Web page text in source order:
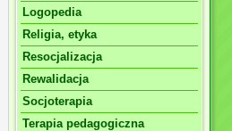
Logopedia
Religia, etyka
Resocjalizacja
Rewalidacja
Socjoterapia
Terapia pedagogiczna